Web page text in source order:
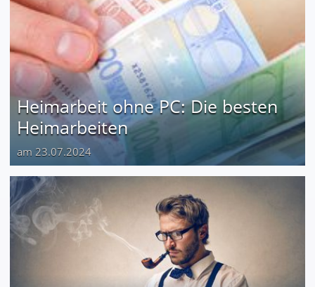
Heimarbeit ohne PC: Die besten
Heimarbeiten
am 23.07.2024